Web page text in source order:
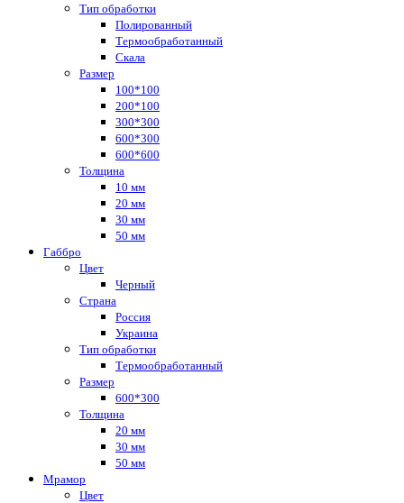
Тип обработки
Полированный
Термообработанный
Скала
Размер
100*100
200*100
300*300
600*300
600*600
Толщина
10 мм
20 мм
30 мм
50 мм
Габбро
Цвет
Черный
Страна
Россия
Украина
Тип обработки
Термообработанный
Размер
600*300
Толщина
20 мм
30 мм
50 мм
Мрамор
Цвет